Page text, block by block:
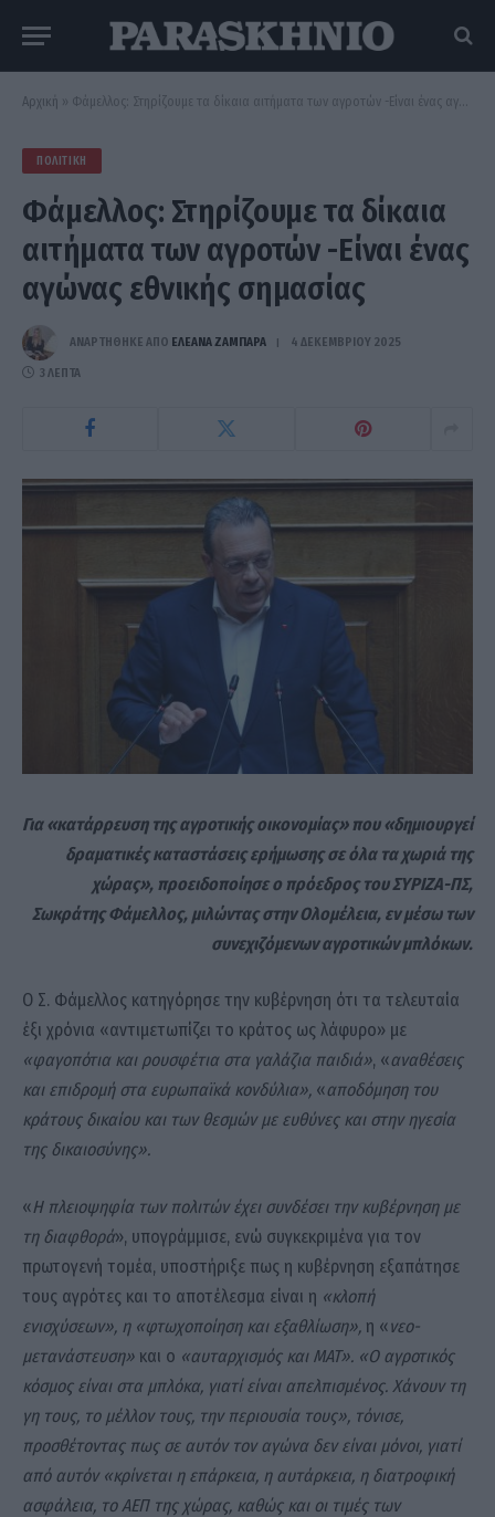
Αρχική » Φάμελλος: Στηρίζουμε τα δίκαια αιτήματα των αγροτών -Είναι ένας αγώνας εθνικής σημασίας
ΠΟΛΙΤΙΚΉ
Φάμελλος: Στηρίζουμε τα δίκαια
αιτήματα των αγροτών -Είναι ένας
αγώνας εθνικής σημασίας
ΑΝΑΡΤΗΘΗΚΕ ΑΠΟ ΕΛΕΑΝΑ ΖΑΜΠΑΡΑ 4 ΔΕΚΕΜΒΡΊΟΥ 2025
3 ΛΕΠΤΆ
Για «κατάρρευση της αγροτικής οικονομίας» που «δημιουργεί
δραματικές καταστάσεις ερήμωσης σε όλα τα χωριά της
χώρας», προειδοποίησε ο πρόεδρος του ΣΥΡΙΖΑ-ΠΣ,
Σωκράτης Φάμελλος, μιλώντας στην Ολομέλεια, εν μέσω των
συνεχιζόμενων αγροτικών μπλόκων.
Ο Σ. Φάμελλος κατηγόρησε την κυβέρνηση ότι τα τελευταία
έξι χρόνια «αντιμετωπίζει το κράτος ως λάφυρο» με
«φαγοπότια και ρουσφέτια στα γαλάζια παιδιά», «αναθέσεις
και επιδρομή στα ευρωπαϊκά κονδύλια», «αποδόμηση του
κράτους δικαίου και των θεσμών με ευθύνες και στην ηγεσία
της δικαιοσύνης».
«Η πλειοψηφία των πολιτών έχει συνδέσει την κυβέρνηση με
τη διαφθορά», υπογράμμισε, ενώ συγκεκριμένα για τον
πρωτογενή τομέα, υποστήριξε πως η κυβέρνηση εξαπάτησε
τους αγρότες και το αποτέλεσμα είναι η «κλοπή
ενισχύσεων», η «φτωχοποίηση και εξαθλίωση», η «νεο-
μετανάστευση» και ο «αυταρχισμός και ΜΑΤ». «Ο αγροτικός
κόσμος είναι στα μπλόκα, γιατί είναι απελπισμένος. Χάνουν τη
γη τους, το μέλλον τους, την περιουσία τους», τόνισε,
προσθέτοντας πως σε αυτόν τον αγώνα δεν είναι μόνοι, γιατί
από αυτόν «κρίνεται η επάρκεια, η αυτάρκεια, η διατροφική
ασφάλεια, το ΑΕΠ της χώρας, καθώς και οι τιμές των